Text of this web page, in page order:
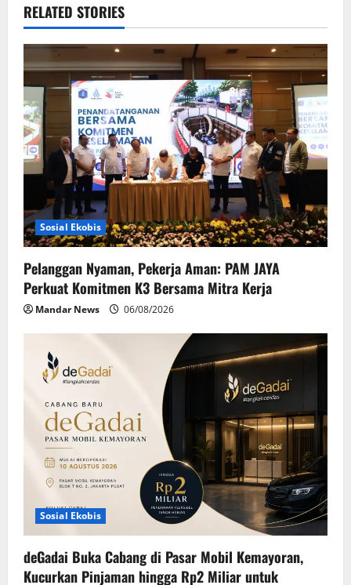
v
i
g
a
t
i
o
n
RELATED STORIES
Sosial Ekobis
Pelanggan Nyaman, Pekerja Aman: PAM JAYA
Perkuat Komitmen K3 Bersama Mitra Kerja
Mandar News 06/08/2026
Sosial Ekobis
deGadai Buka Cabang di Pasar Mobil Kemayoran,
Kucurkan Pinjaman hingga Rp2 Miliar untuk